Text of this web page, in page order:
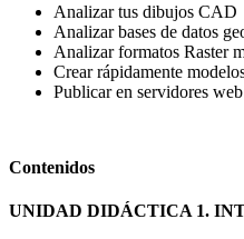
Analizar tus dibujos CAD
Analizar bases de datos
Analizar formatos Raster
Crear rápidamente
Publicar en servidores
Contenidos
UNIDAD DIDÁCTICA 1.